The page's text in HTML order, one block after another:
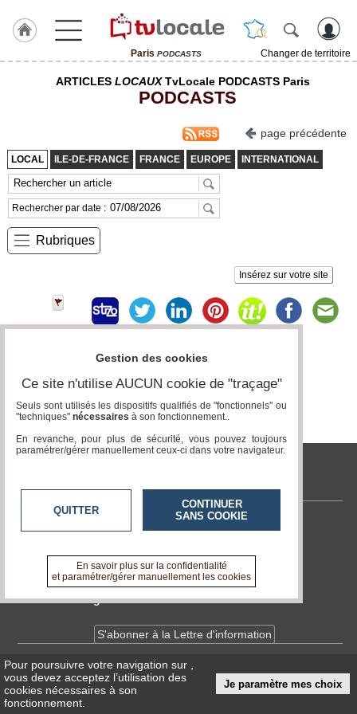
Paris PODCASTS
Changer de territoire
TvLocale
France
RUBRIQUES
Gazette
Médias
du
groupe
Blogs
Prémium
ARTICLES LOCAUXTvLocale PODCASTS Paris
PODCASTS
page précédente
LOCAL ILE-DE-FRANCE FRANCE EUROPE INTERNATIONAL
Rechercher par date :
Rubriques
Insérez sur votre site
Page 0 / 0
tvlocale.fr
Contactez-nous
A propos de tvlocale.fr
Devenir délégué
S'abonner à la Lettre d'information
InfosCNIL/RGPD
Conditions Générales d'Utilisation
Pour poursuivre votre navigation sur
vous devez acceptez l’utilisation des
cookies nécessaires à son
fonctionnement.
Je paramètre mes choix
Gestion des cookies
Ce site n'utilise AUCUN cookie de "traçage"
Seuls sont utilisés les dispositifs qualifiés de "fonctionnels" ou
"techniques" nécessaires à son fonctionnement..
En revanche, pour plus de sécurité, vous pouvez toujours
paramétrer/gérer manuellement ceux-ci dans votre navigateur.
QUITTER
CONTINUER
SANS COOKIE
En savoir plus sur la confidentialité
et paramétrer/gérer manuellement les cookies